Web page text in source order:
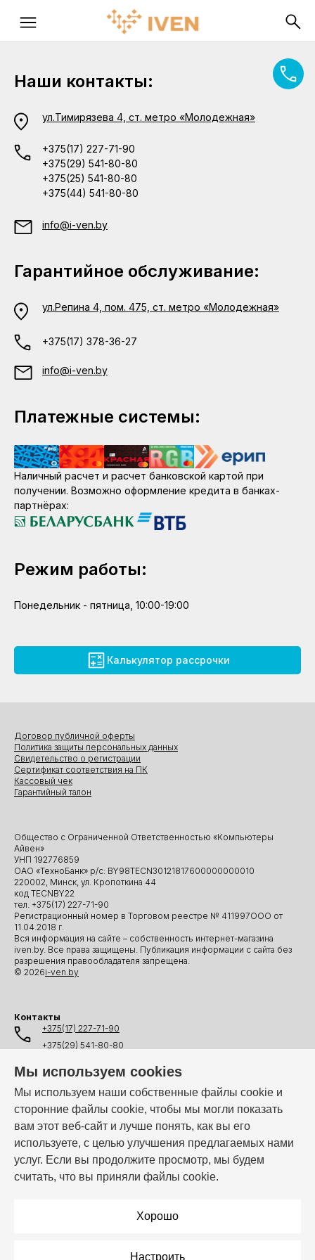
Мы используем cookies
Мы используем наши собственные файлы cookie и
сторонние файлы cookie, чтобы мы могли показать
вам этот веб-сайт и лучше понять, как вы его
используете, с целью улучшения предлагаемых нами
услуг. Если вы продолжите просмотр, мы будем
считать, что вы приняли файлы cookie.
Хорошо
Настроить
Наши контакты:
ул.Тимирязева 4, ст. метро «Молодежная»
+375(17) 227-71-90
+375(29) 541-80-80
+375(25) 541-80-80
+375(44) 541-80-80
info@i-ven.by
Гарантийное обслуживание:
ул.Репина 4, пом. 475, ст. метро «Молодежная»
+375(17) 378-36-27
info@i-ven.by
Платежные системы:
Наличный расчет и расчет банковской картой при
получении. Возможно оформление кредита в банках-
партнёрах:
Режим работы:
Понедельник - пятница, 10:00-19:00
Калькулятор рассрочки
Общество с Ограниченной Ответственностью «Компьютеры
Айвен»
УНП 192776859
ОАО «ТехноБанк» р/с: BY98TECN30121817600000000010
220002, Минск, ул. Кропоткина 44
код TECNBY22
тел. +375(17) 227-71-90
Регистрационный номер в Торговом реестре № 411997ООО от
11.04.2018 г.
Вся информация на сайте – собственность интернет-магазина
iven.by. Все права защищены. Публикация информации с сайта без
разрешения правообладателя запрещена.
© 2026i-ven.by
Договор публичной оферты
Политика защиты персональных данных
Свидетельство о регистрации
Сертификат соответствия на ПК
Кассовый чек
Гарантийный талон
Контакты
+375(17) 227-71-90
+375(29) 541-80-80
+375(44) 541-80-80
info@i-ven.by
Мы в мессенджерах:
Режим работы: Пн–Пт: 10:00 – 19:00